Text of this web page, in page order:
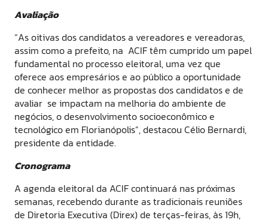
Avaliação
“As oitivas dos candidatos a vereadores e vereadoras,
assim como a prefeito, na ACIF têm cumprido um papel
fundamental no processo eleitoral, uma vez que
oferece aos empresários e ao público a oportunidade
de conhecer melhor as propostas dos candidatos e de
avaliar se impactam na melhoria do ambiente de
negócios, o desenvolvimento socioeconômico e
tecnológico em Florianópolis”, destacou Célio Bernardi,
presidente da entidade.
Cronograma
A agenda eleitoral da ACIF continuará nas próximas
semanas, recebendo durante as tradicionais reuniões
de Diretoria Executiva (Direx) de terças-feiras, às 19h,